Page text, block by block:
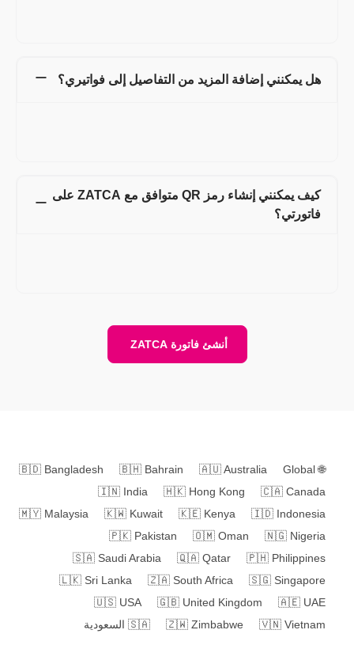
هل يمكنني إضافة المزيد من التفاصيل إلى فواتيري؟
كيف يمكنني إنشاء رمز QR متوافق مع ZATCA على
فاتورتي؟
أنشئ فاتورة ZATCA
🌐
Global
🇦🇺Australia
🇧🇭 Bahrain
🇧🇩 Bangladesh
🇨🇦 Canada
🇭🇰 Hong Kong
🇮🇳 India
🇮🇩 Indonesia
🇰🇪 Kenya
🇰🇼 Kuwait
🇲🇾 Malaysia
🇳🇬 Nigeria
🇴🇲 Oman
🇵🇰 Pakistan
🇵🇭 Philippines
🇶🇦 Qatar
🇸🇦 Saudi Arabia
🇸🇬 Singapore
🇿🇦 South Africa
🇱🇰 Sri Lanka
🇦🇪 UAE
🇬🇧 United Kingdom
🇺🇸 USA
🇻🇳 Vietnam
🇿🇼 Zimbabwe
🇸🇦 السعودية